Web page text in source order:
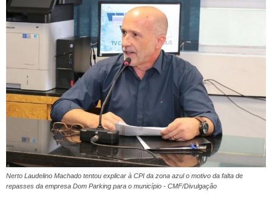
Nerto Laudelino Machado tentou explicar à CPI da zona azul o motivo da falta de
repasses da empresa Dom Parking para o município - CMF/Divulgação